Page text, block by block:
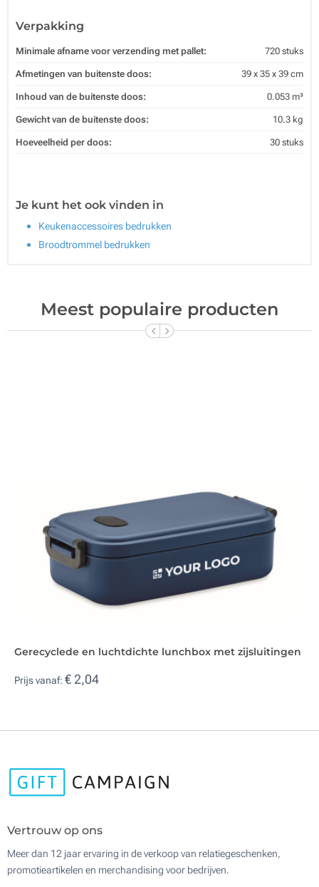
Verpakking
Minimale afname voor verzending met pallet: 720 stuks
Afmetingen van buitenste doos: 39 x 35 x 39 cm
Inhoud van de buitenste doos: 0.053 m³
Gewicht van de buitenste doos: 10.3 kg
Hoeveelheid per doos: 30 stuks
Je kunt het ook vinden in
Keukenaccessoires bedrukken
Broodtrommel bedrukken
Meest populaire producten
Gerecyclede en luchtdichte lunchbox met zijsluitingen
Prijs vanaf: € 2,04
Vertrouw op ons
Meer dan 12 jaar ervaring in de verkoop van relatiegeschenken,
promotieartikelen en merchandising voor bedrijven.